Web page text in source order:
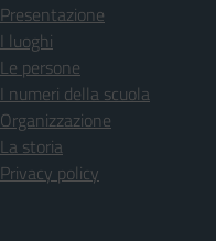
Presentazione
I luoghi
Le persone
I numeri della scuola
Organizzazione
La storia
Privacy policy